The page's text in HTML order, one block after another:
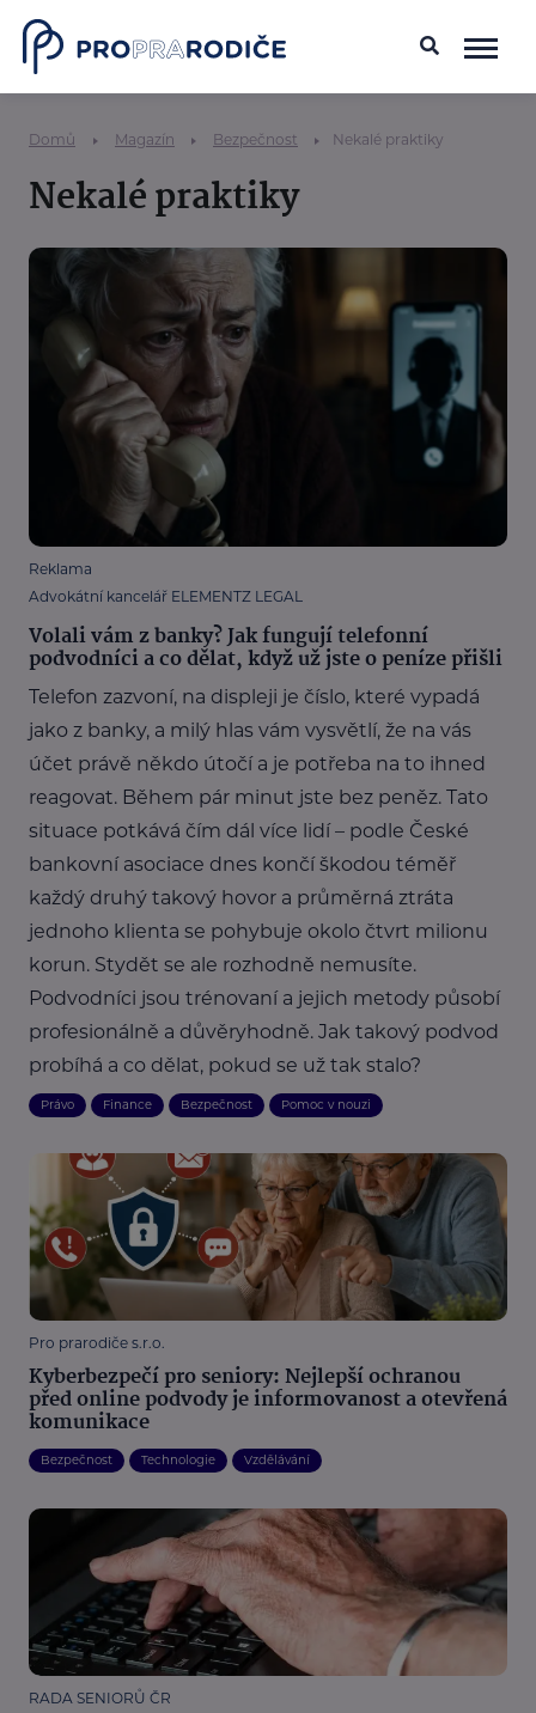
Domů Magazín Bezpečnost Nekalé praktiky
Nekalé praktiky
Reklama
Advokátní kancelář ELEMENTZ LEGAL
Volali vám z banky? Jak fungují telefonní
podvodníci a co dělat, když už jste o peníze přišli
Telefon zazvoní, na displeji je číslo, které vypadá
jako z banky, a milý hlas vám vysvětlí, že na vás
účet právě někdo útočí a je potřeba na to ihned
reagovat. Během pár minut jste bez peněz. Tato
situace potkává čím dál více lidí – podle České
bankovní asociace dnes končí škodou téměř
každý druhý takový hovor a průměrná ztráta
jednoho klienta se pohybuje okolo čtvrt milionu
korun. Stydět se ale rozhodně nemusíte.
Podvodníci jsou trénovaní a jejich metody působí
profesionálně a důvěryhodně. Jak takový podvod
probíhá a co dělat, pokud se už tak stalo?
Právo Finance Bezpečnost Pomoc v nouzi
Pro prarodiče s.r.o.
Kyberbezpečí pro seniory: Nejlepší ochranou
před online podvody je informovanost a otevřená
komunikace
Bezpečnost Technologie Vzdělávání
RADA SENIORŮ ČR